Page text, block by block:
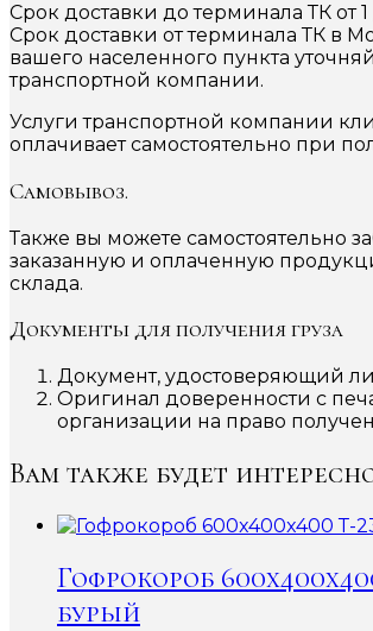
Срок доставки до терминала ТК от
Срок доставки от терминала ТК в
вашего населенного пункта
транспортной компании.
Услуги транспортной компании
оплачивает самостоятельно при
Самовывоз.
Также вы можете самостоятельно
заказанную и оплаченную
склада.
Документы для получения груза
Документ, удостоверяющий
Оригинал доверенности с
организации на право
Вам также будет
Гофрокороб
бурый